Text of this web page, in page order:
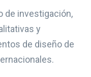
de investigación,
y
de diseño de